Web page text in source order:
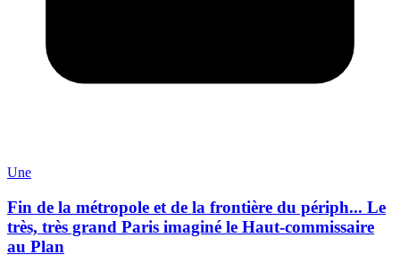
Une
Fin de la métropole et de la frontière du périph... Le
très, très grand Paris imaginé le Haut-commissaire
au Plan